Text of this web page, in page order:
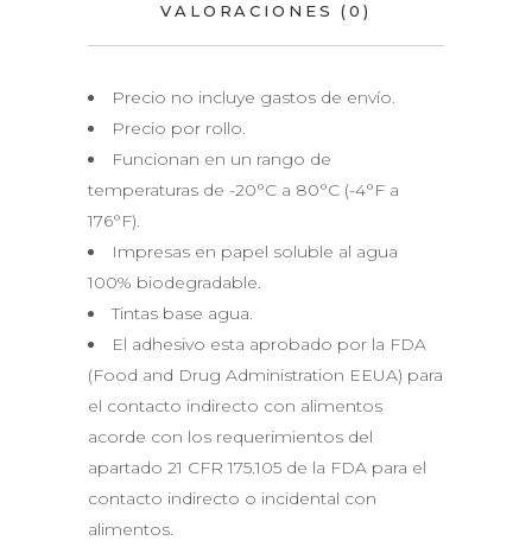
VALORACIONES (0)
Precio no incluye gastos de envío.
Precio por rollo.
Funcionan en un rango de
temperaturas de -20°C a 80°C (-4°F a
176°F).
Impresas en papel soluble al agua
100% biodegradable.
Tintas base agua.
El adhesivo esta aprobado por la FDA
(Food and Drug Administration EEUA) para
el contacto indirecto con alimentos
acorde con los requerimientos del
apartado 21 CFR 175.105 de la FDA para el
contacto indirecto o incidental con
alimentos.